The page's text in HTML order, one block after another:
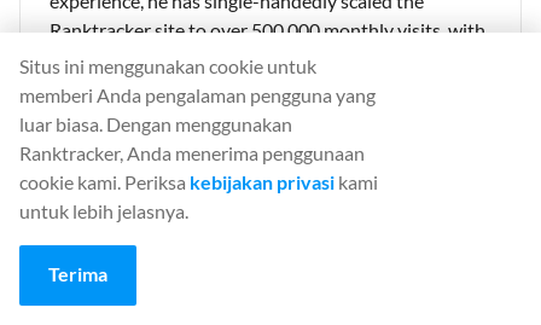
Ranktracker site to over 500,000 monthly visits, with
390,000 of these stemming from organic searches
each month.
☀️ Penjualan Musim Panas Aktif
Diskon Musim Panas 40% sedang berlangsung sekarang.
Pilih paket tahunan sebelum pukul 21:00 untuk
Situs ini menggunakan cookie untuk
memberi Anda pengalaman pengguna yang
luar biasa. Dengan menggunakan
Ranktracker, Anda menerima penggunaan
cookie kami. Periksa kebijakan privasi kami
untuk lebih jelasnya.
Terima